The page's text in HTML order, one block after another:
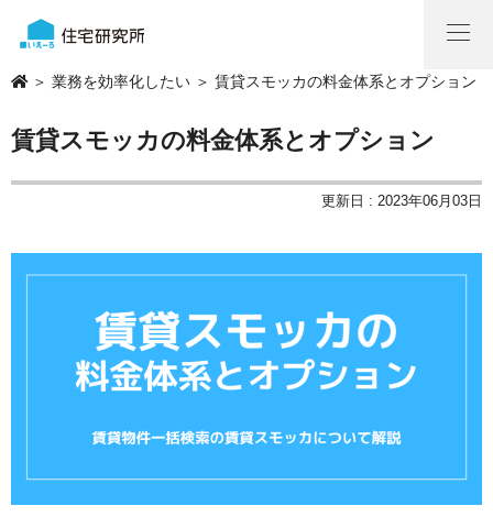
＞ 業務を効率化したい ＞ 賃貸スモッカの料金体系とオプション
賃貸スモッカの料金体系とオプション
更新日 : 2023年06月03日